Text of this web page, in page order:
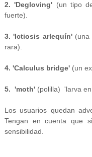
2. 'Degloving' (un tipo
fuerte).
3. 'Ictiosis arlequín'(una
rara).
4. 'Calculus bridge' (un
5. 'moth'(polilla) 'larva en
Los usuarios quedan
Tengan en cuenta que
sensibilidad.